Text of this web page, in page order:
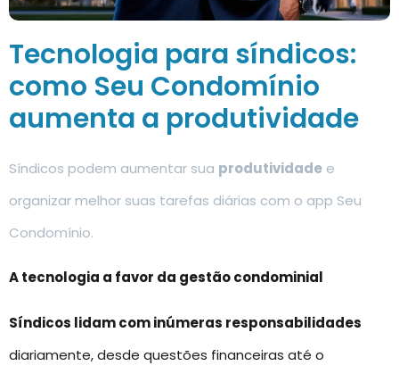
Tecnologia para síndicos:
como Seu Condomínio
aumenta a produtividade
Síndicos podem aumentar sua produtividade e
organizar melhor suas tarefas diárias com o app Seu
Condomínio.
A tecnologia a favor da gestão condominial
Síndicos lidam com inúmeras responsabilidades
diariamente, desde questões financeiras até o